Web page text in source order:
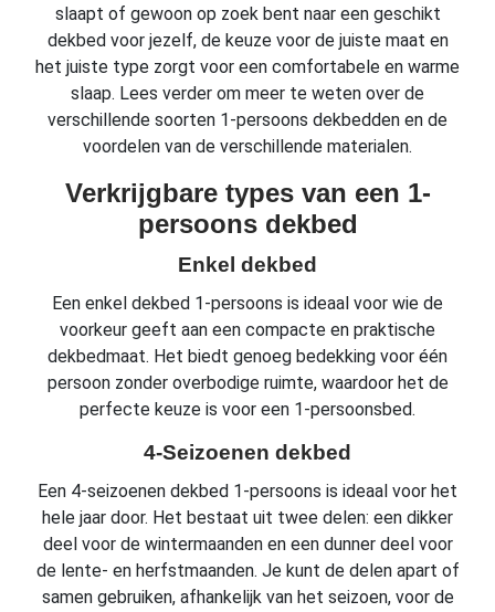
slaapt of gewoon op zoek bent naar een geschikt
dekbed voor jezelf, de keuze voor de juiste maat en
het juiste type zorgt voor een comfortabele en warme
slaap. Lees verder om meer te weten over de
verschillende soorten 1-persoons dekbedden en de
voordelen van de verschillende materialen.
Verkrijgbare types van een 1-
persoons dekbed
Enkel dekbed
Een enkel dekbed 1-persoons is ideaal voor wie de
voorkeur geeft aan een compacte en praktische
dekbedmaat. Het biedt genoeg bedekking voor één
persoon zonder overbodige ruimte, waardoor het de
perfecte keuze is voor een 1-persoonsbed.
4-Seizoenen dekbed
Een 4-seizoenen dekbed 1-persoons is ideaal voor het
hele jaar door. Het bestaat uit twee delen: een dikker
deel voor de wintermaanden en een dunner deel voor
de lente- en herfstmaanden. Je kunt de delen apart of
samen gebruiken, afhankelijk van het seizoen, voor de